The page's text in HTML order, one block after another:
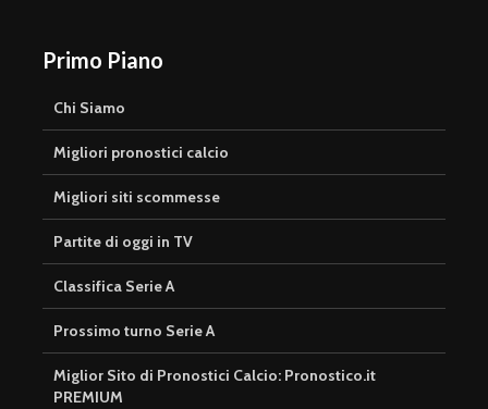
Primo Piano
Chi Siamo
Migliori pronostici calcio
Migliori siti scommesse
Partite di oggi in TV
Classifica Serie A
Prossimo turno Serie A
Miglior Sito di Pronostici Calcio: Pronostico.it
PREMIUM